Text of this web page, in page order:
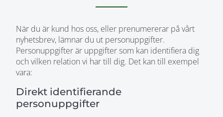
När du är kund hos oss, eller prenumererar på vårt
nyhetsbrev, lämnar du ut personuppgifter.
Personuppgifter är uppgifter som kan identifiera dig
och vilken relation vi har till dig. Det kan till exempel
vara:
Direkt identifierande
personuppgifter